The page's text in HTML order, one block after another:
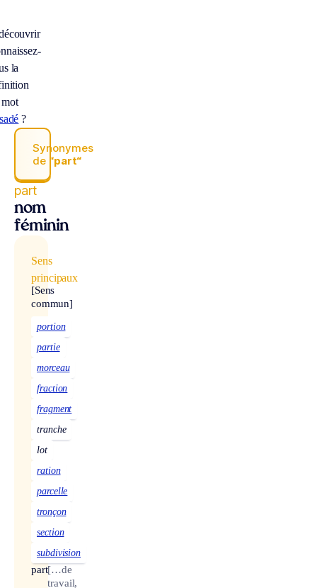
la
?
Synonymes
de “part“
part
nom
féminin
Sens
principaux
[Sens
commun]
portion
partie
morceau
fraction
fragment
tranche
lot
ration
parcelle
tronçon
section
subdivision
part[…de
travail,